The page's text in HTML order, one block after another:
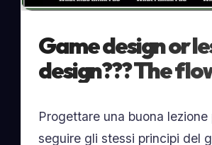
Game design or
design??? The
Progettare una buona lezione
seguire gli stessi principi del